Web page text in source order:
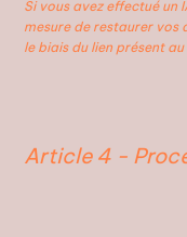
Si vous avez effectué un
mesure de restaurer
le biais du lien présent
Article 4 -